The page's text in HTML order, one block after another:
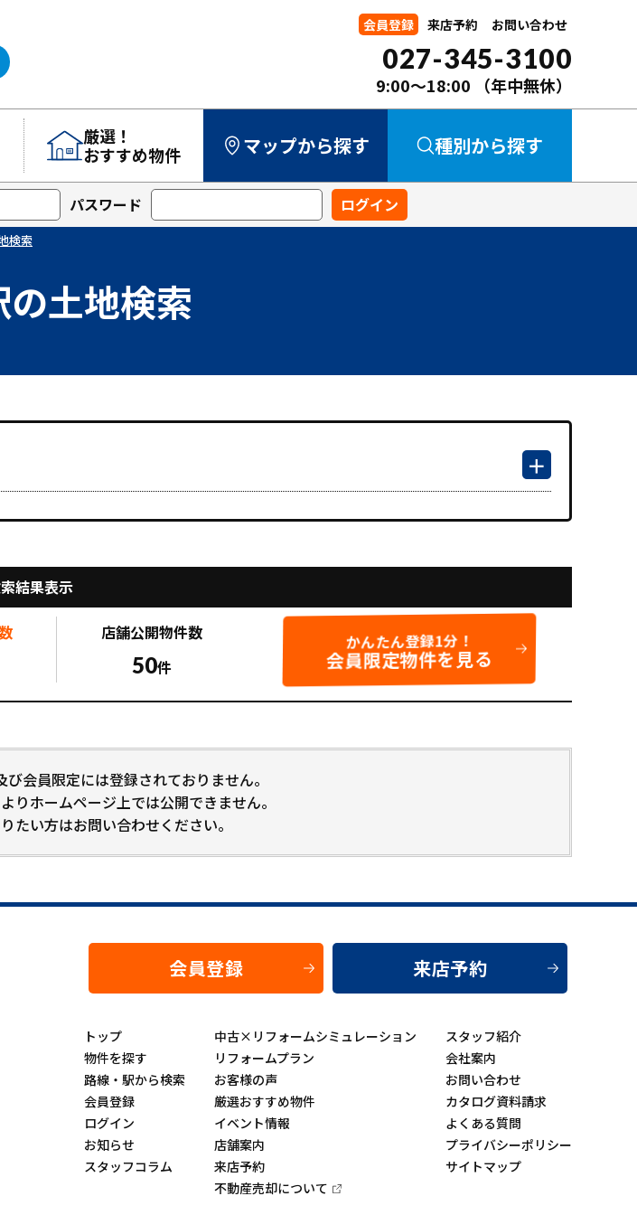
会員登録 来店予約 お問い合わせ
027-345-3100
9:00～18:00 （年中無休）
厳選！
おすすめ物件
マップから探す 種別から探す
中古一戸建て
新築一戸建て
中古マンション
土地
事業用
パスワード
検索
土地検索
結果表示
店舗公開物件数
50件
かんたん登録1分！
会員限定物件を見る
会員限定には登録されておりません。
りホームページ上では公開できません。
たい方はお問い合わせください。
会員登録 来店予約
トップ
物件を探す
路線・駅から検索
会員登録
ログイン
お知らせ
スタッフコラム
中古×リフォームシミュレーション
リフォームプラン
お客様の声
厳選おすすめ物件
イベント情報
店舗案内
来店予約
不動産売却について
スタッフ紹介
会社案内
お問い合わせ
カタログ資料請求
よくある質問
プライバシーポリシー
サイトマップ